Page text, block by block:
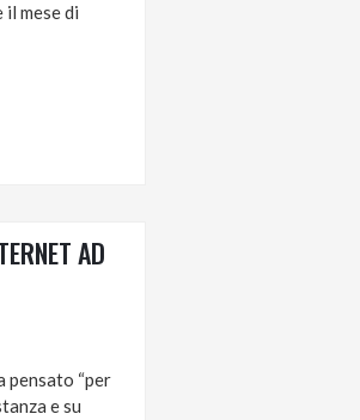
mese di
AD
pensato “per
e su